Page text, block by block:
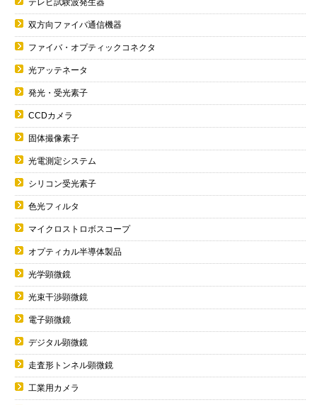
テレビ試験波発生器
双方向ファイバ通信機器
ファイバ・オプティックコネクタ
光アッテネータ
発光・受光素子
CCDカメラ
固体撮像素子
光電測定システム
シリコン受光素子
色光フィルタ
マイクロストロボスコープ
オプティカル半導体製品
光学顕微鏡
光束干渉顕微鏡
電子顕微鏡
デジタル顕微鏡
走査形トンネル顕微鏡
工業用カメラ